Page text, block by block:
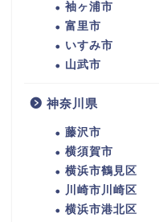
袖ヶ浦市
富里市
いすみ市
山武市
神奈川県
藤沢市
横須賀市
横浜市鶴見区
川崎市川崎区
横浜市港北区